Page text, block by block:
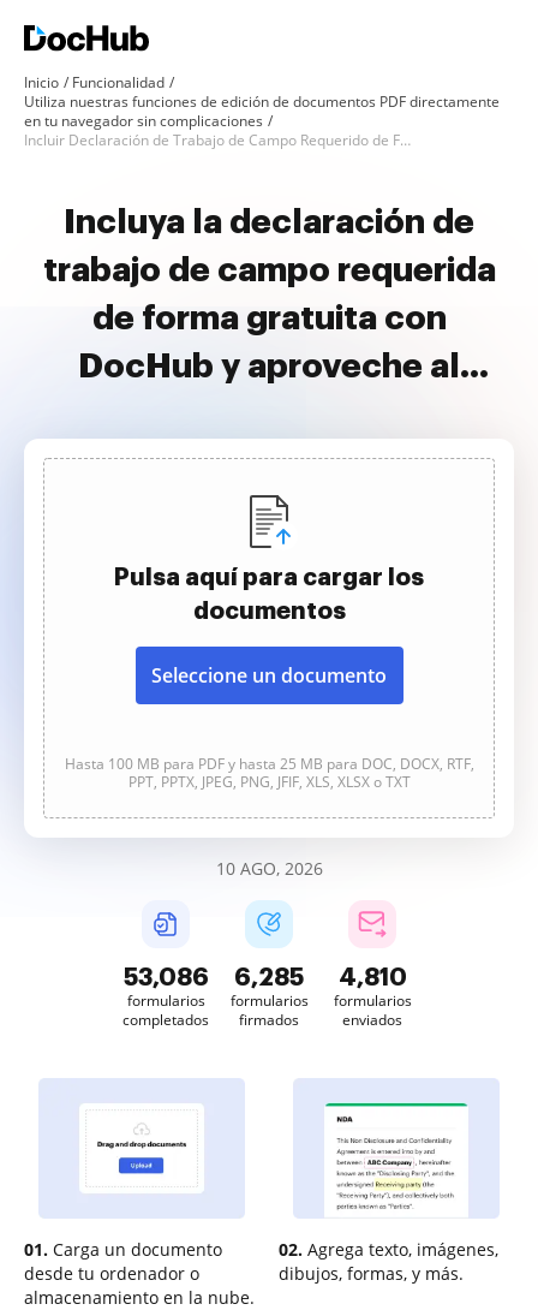
Inicio
Funcionalidad
Utiliza nuestras funciones de edición de documentos PDF directamente
en tu navegador sin complicaciones
Incluir Declaración de Trabajo de Campo Requerido de Forma Gratuita
Incluya la declaración de
trabajo de campo requerida
de forma gratuita con
DocHub y aproveche al
Pulsa aquí para cargar los
documentos
Seleccione un documento
Hasta 100 MB para PDF y hasta 25 MB para DOC, DOCX, RTF,
PPT, PPTX, JPEG, PNG, JFIF, XLS, XLSX o TXT
10 AGO, 2026
53,088
formularios
completados
6,285
formularios
firmados
4,810
formularios
enviados
01. Carga un documento
desde tu ordenador o
almacenamiento en la nube.
02. Agrega texto, imágenes,
dibujos, formas, y más.